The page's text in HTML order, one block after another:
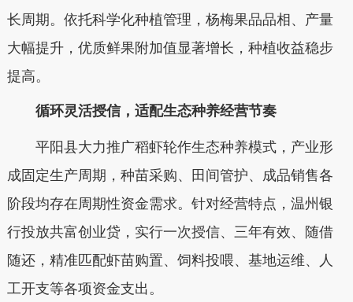
长周期。依托科学化种植管理，杨梅果品品相、产量
大幅提升，优质鲜果附加值显著增长，种植收益稳步
提高。
循环灵活授信，适配生态种养经营节奏
平阳县大力推广稻虾轮作生态种养模式，产业形
成固定生产周期，种苗采购、田间管护、成品销售各
阶段均存在周期性资金需求。针对经营特点，温州银
行投放共富创业贷，实行一次授信、三年有效、随借
随还，精准匹配虾苗购置、饲料投喂、基地运维、人
工开支等各项资金支出。